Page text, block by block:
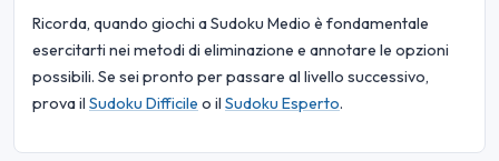
Ricorda, quando giochi a Sudoku Medio è fondamentale
esercitarti nei metodi di eliminazione e annotare le opzioni
possibili. Se sei pronto per passare al livello successivo,
prova il Sudoku Difficile o il Sudoku Esperto.